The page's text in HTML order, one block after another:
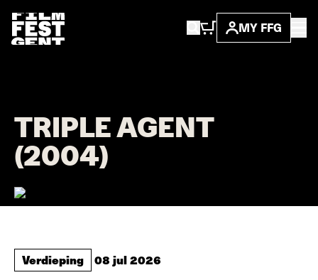
MY FFG
TRIPLE AGENT
(2004)
Verdieping 08 jul 2026